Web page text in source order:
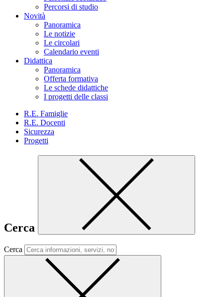
Percorsi di studio
Novità
Panoramica
Le notizie
Le circolari
Calendario eventi
Didattica
Panoramica
Offerta formativa
Le schede didattiche
I progetti delle classi
R.E. Famiglie
R.E. Docenti
Sicurezza
Progetti
Cerca
Cerca